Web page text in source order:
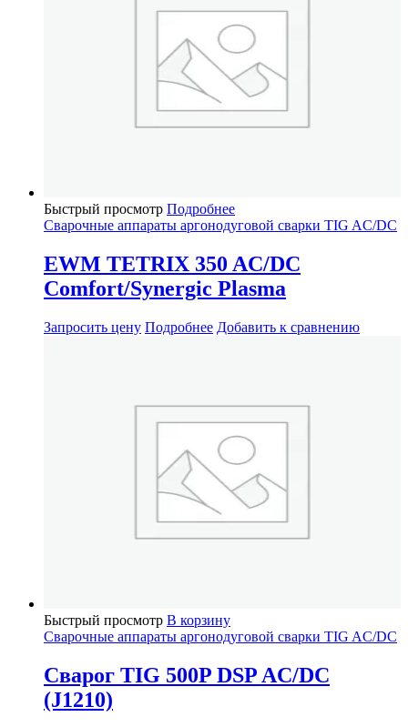
Быстрый просмотр Подробнее
Сварочные аппараты аргонодуговой сварки TIG AC/DC
EWM TETRIX 350 AC/DC
Comfort/Synergic Plasma
Запросить цену Подробнее Добавить к сравнению
Быстрый просмотр В корзину
Сварочные аппараты аргонодуговой сварки TIG AC/DC
Сварог TIG 500P DSP AC/DC
(J1210)